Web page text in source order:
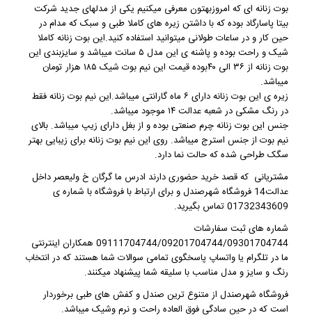
بوت زنانهای که امروزبهتون معرفی میکنیم یکی از مدلهای جدید شرکت
بیتا پاسارگادبوده که با داشتن زیره های کاملا طبی و سبک که مدام در
حین کار و در ساعات طولانی میتوانید استفاده کنید.اینبوت زنانهکاملا
شیک و راحت بوده و پاشنه ی این مدل ۵ سانت میباشد و سایزبندی این
بوت زنانه
از ۳۶ الی ۴۰بوده قیمت این نیم بوت شیک ۱۸۵ هزار تومان
میباشد.
زیره ی این بوت زنانه دارای ۶ ماه گارانتی میباشد.این
نیم بوت زنانهفقط
در رنگ مشکی در شعبه عدالت ۱۴ موجود میباشد.
جنس اینبوت زنانه چرمصنعتی بوده و از بغل دارای زیپ میباشد. بالای
نیم بوت از جنس استرج میباشد. روی ایننیم بوت زنانهبرای زیبایی بهتر
سگک طراحی شده که حالت نما دارد.
مشتریانی که قصد خرید حضوری دارند ادرس ما گرگان خ ولیعصر داخل
عدالت14 فروشگاه شهرصندل و برای ارتباط با فروشگاه با شماره ی
01732343609 تماس بگیرید.
شماره های ثبت سفارشات
09111704744/09201704744/09301704744 همکاران اینترنتی
ما در تلگرام یا واتساپ پاسخگوی تمامی سوالات شما هستند که در انتخاب
رنگ و سایز و مدل مناسب با سلیقه شما پیشنهاد میکنند.
فروشگاه شهرصندلاز متنوع ترین صندل و کفش های طبی برخوردار
است که در حین سادگی فوق العاده راحت و نرم وشیک میباشد.